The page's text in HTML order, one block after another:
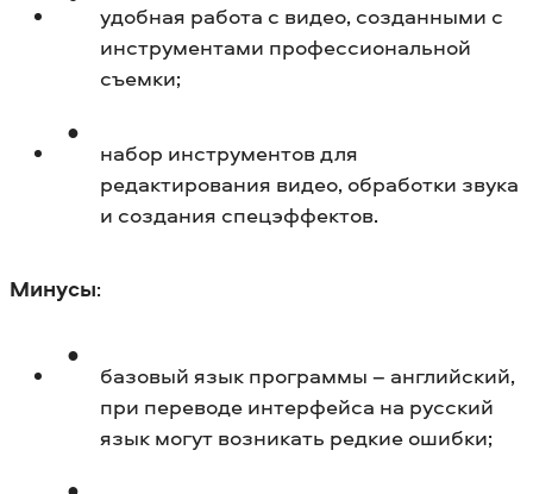
удобная работа с видео, созданными с
инструментами профессиональной
съемки;
набор инструментов для
редактирования видео, обработки звука
и создания спецэффектов.
Минусы:
базовый язык программы – английский,
при переводе интерфейса на русский
язык могут возникать редкие ошибки;